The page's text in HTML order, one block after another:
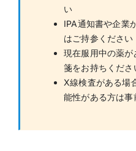
い
IPA通知書や企業
はご持参ください
現在服用中の薬
箋をお持ちくださ
X線検査がある場
能性がある方は